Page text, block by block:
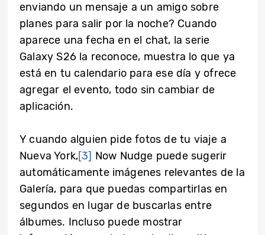
enviando un mensaje a un amigo sobre
planes para salir por la noche? Cuando
aparece una fecha en el chat, la serie
Galaxy S26 la reconoce, muestra lo que ya
está en tu calendario para ese día y ofrece
agregar el evento, todo sin cambiar de
aplicación.
Y cuando alguien pide fotos de tu viaje a
Nueva York,[3] Now Nudge puede sugerir
automáticamente imágenes relevantes de la
Galería, para que puedas compartirlas en
segundos en lugar de buscarlas entre
álbumes. Incluso puede mostrar